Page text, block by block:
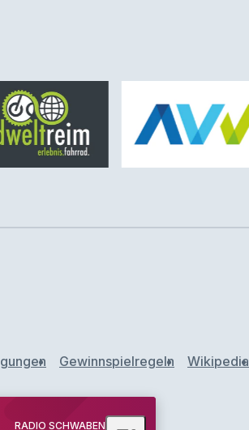
Gewinnspielregeln Wikipedia
RADIO SCHWABEN